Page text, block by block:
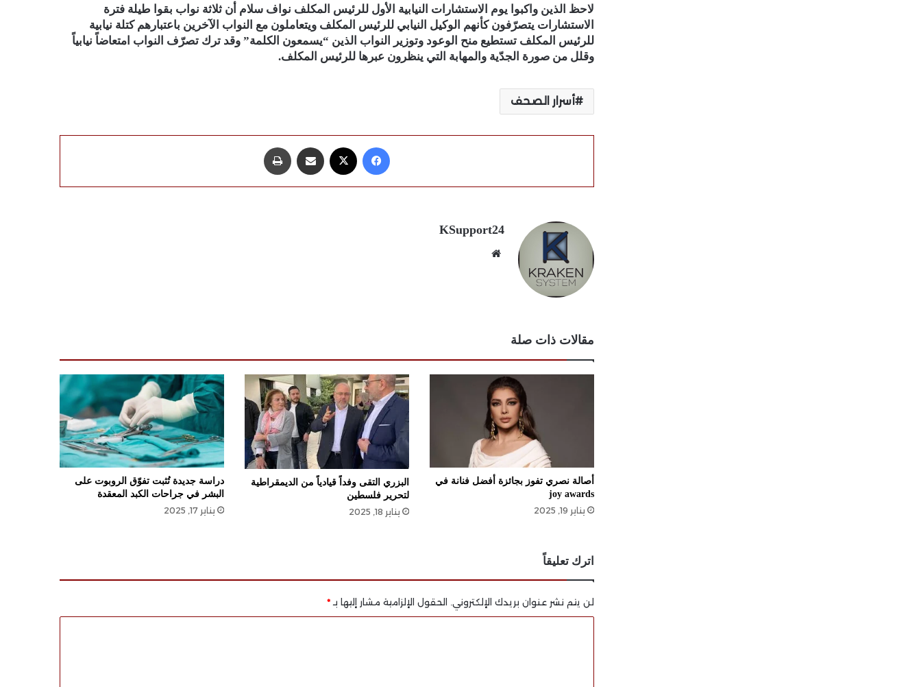
لاحظ الذين واكبوا يوم الاستشارات النيابية الأول للرئيس المكلف نواف سلام أن ثلاثة نواب بقوا طيلة فترة
الاستشارات يتصرّفون كأنهم الوكيل النيابي للرئيس المكلف ويتعاملون مع النواب الآخرين باعتبارهم كتلة نيابية
للرئيس المكلف تستطيع منح الوعود وتوزير النواب الذين “يسمعون الكلمة” وقد ترك تصرّف النواب امتعاضاً نيابياً
وقلل من صورة الجدّية والمهابة التي ينظرون عبرها للرئيس المكلف.
أسرار الصحف
فيسبوك مشاركة عبر البريد
KSupport24
مقالات ذات صلة
أصالة نصري تفوز بجائزة أفضل فنانة في
joy awards
يناير 19, 2025
البزري التقى وفداً قيادياً من الديمقراطية
لتحرير فلسطين
يناير 18, 2025
دراسة جديدة تُثبت تفوّق الروبوت على
البشر في جراحات الكبد المعقدة
يناير 17, 2025
اترك تعليقاً
لن يتم نشر عنوان بريدك الإلكتروني. الحقول الإلزامية مشار إليها بـ *